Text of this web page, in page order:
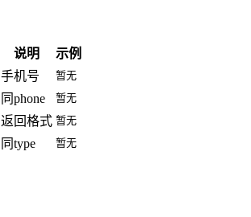
说明 示例
手机号
暂无
同phone
暂无
返回格式 暂无
同type 暂无